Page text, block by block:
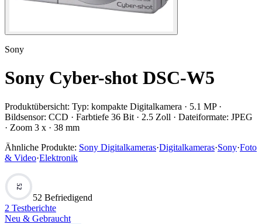
Sony
Sony Cyber-shot DSC-W5
Produktübersicht: Typ: kompakte Digitalkamera · 5.1 MP ·
Bildsensor: CCD · Farbtiefe 36 Bit · 2.5 Zoll · Dateiformate: JPEG
· Zoom 3 x · 38 mm
Ähnliche Produkte: Sony Digitalkameras·Digitalkameras·Sony·Foto
& Video·Elektronik
52
52 Befriedigend
2 Testberichte
Neu & Gebraucht